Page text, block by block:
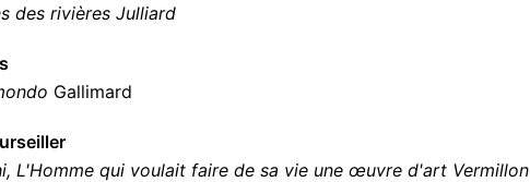
des rivières Julliard
Gallimard
L'Homme qui voulait faire de sa vie une œuvre d'art Vermillon